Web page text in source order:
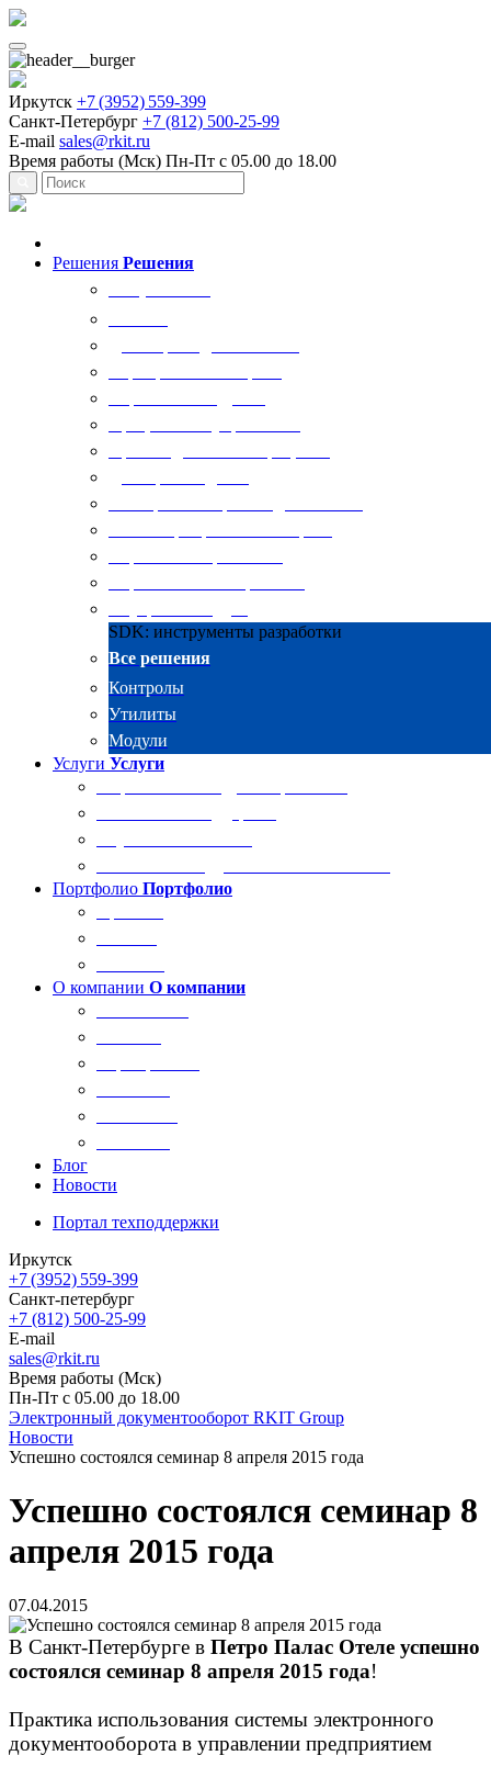
Иркутск +7 (3952) 559-399
Санкт-Петербург +7 (812) 500-25-99
E-mail sales@rkit.ru
Время работы (Мск) Пн-Пт с 05.00 до 18.00
Решения Решения
SDK: инструменты разработки
Все решения
Контролы
Утилиты
Модули
Услуги Услуги
Портфолио Портфолио
О компании О компании
Блог
Новости
Портал техподдержки
Иркутск
+7 (3952) 559-399
Санкт-петербург
+7 (812) 500-25-99
E-mail
sales@rkit.ru
Время работы (Мск)
Пн-Пт с 05.00 до 18.00
Электронный документооборот RKIT Group
Новости
Успешно состоялся семинар 8 апреля 2015 года
Успешно состоялся семинар 8
апреля 2015 года
07.04.2015
В Санкт-Петербурге в Петро Палас Отеле успешно
состоялся семинар 8 апреля 2015 года!
Практика использования системы электронного
документооборота в управлении предприятием